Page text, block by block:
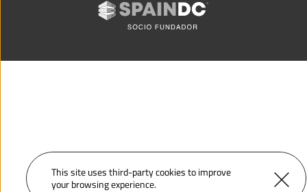
This site uses third-party cookies to improve
your browsing experience.